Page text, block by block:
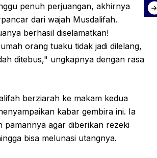
penuh perjuangan, akhirnya
dari wajah Musdalifah.
berhasil diselamatkan!
orang tuaku tidak jadi dilelang,
ditebus," ungkapnya dengan rasa
berziarah ke makam kedua
kabar gembira ini. Ia
pamannya agar diberikan rezeki
bisa melunasi utangnya.